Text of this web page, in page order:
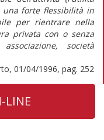
una forte flessibilità in
per rientrare nella
privata con o senza
società
01/04/1996, pag. 252
LINE